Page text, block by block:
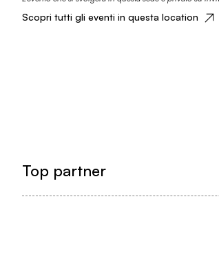
Scopri tutti gli eventi in questa location
Top partner